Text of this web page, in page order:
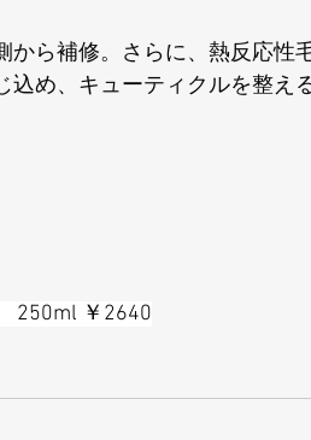
から補修。さらに、熱反応性
め、キューティクルを整え
250ml ￥2640